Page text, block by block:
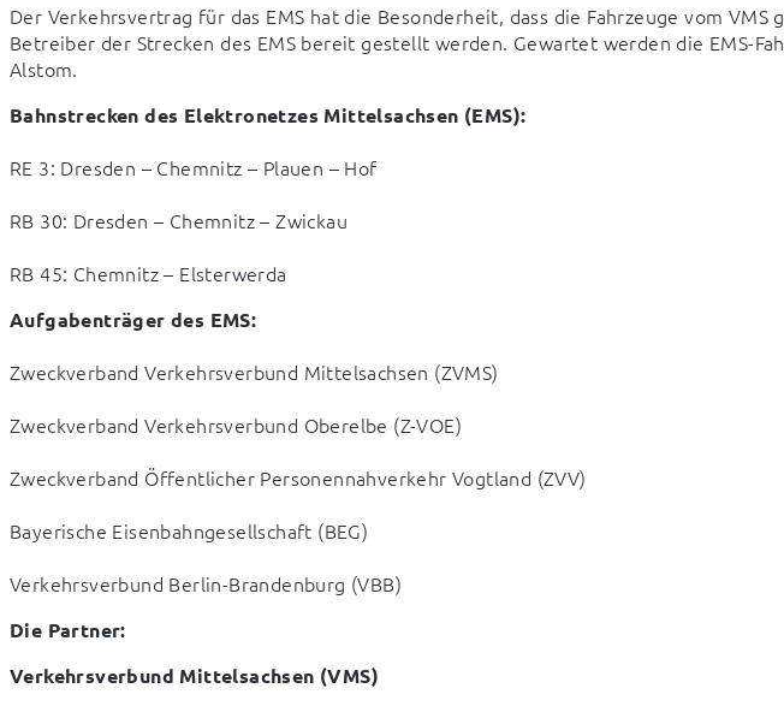
Der Verkehrsvertrag für das EMS hat die Besonderheit, dass die Fahrzeuge vom
Betreiber der Strecken des EMS bereit gestellt werden. Gewartet werden die EMS-
Alstom.
Bahnstrecken des Elektronetzes Mittelsachsen (EMS):
RE 3: Dresden – Chemnitz – Plauen – Hof
RB 30: Dresden – Chemnitz – Zwickau
RB 45: Chemnitz – Elsterwerda
Aufgabenträger des EMS:
Zweckverband Verkehrsverbund Mittelsachsen (ZVMS)
Zweckverband Verkehrsverbund Oberelbe (Z-VOE)
Zweckverband Öffentlicher Personennahverkehr Vogtland (ZVV)
Bayerische Eisenbahngesellschaft (BEG)
Verkehrsverbund Berlin-Brandenburg (VBB)
Die Partner:
Verkehrsverbund Mittelsachsen (VMS)